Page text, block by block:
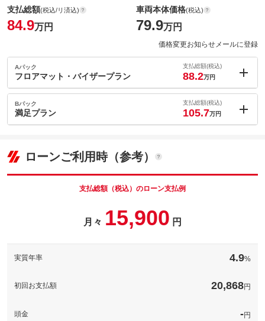
支払総額(税込/リ済込)
84.9万円
車両本体価格(税込)
79.9万円
価格変更お知らせメールに登録
Aパック
フロアマット・バイザープラン
支払総額(税込)
88.2万円
内：オプシ
ョン価格
(税込)
車両本体価
パック内容
ドアバイザー
弊社オリジナルのフロアマット・ドアバイザー付きのプランで
Bパック
満足プラン
支払総額(税込)
105.7万円
車両本体価
79.9
ｕｅｔｏｏｔｈ）、ＥＴＣ車載器、ドライブレコーダー（前の
ローンご利用時（参考）
支払総額（税込）のローン支払例
月々 15,900 円
実質年率 4.9%
初回お支払額 20,868円
頭金 -円